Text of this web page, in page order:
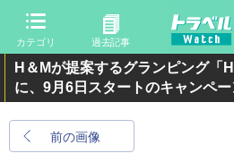
カテゴリ 過去記事
H＆Mが提案するグランピング「
に、9月6日スタートのキャンペ
前の画像